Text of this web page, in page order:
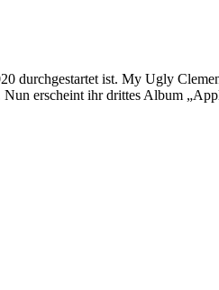
durchgestartet ist. My Ugly
erscheint ihr drittes Album